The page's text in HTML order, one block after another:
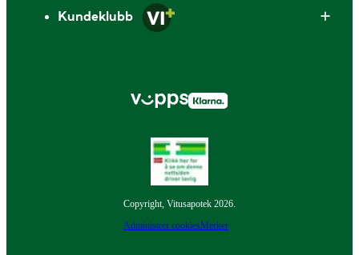
Kundeklubb
Copyright, Vitusapotek 2026.
Administrer cookiesMerker